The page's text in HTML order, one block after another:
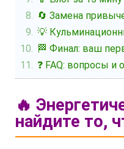
🔄 Замена
💡
🏁 Финал: ваш
❓ FAQ: вопросы и
🔥
найдите то,